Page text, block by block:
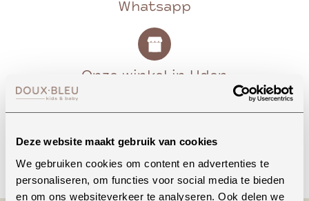
Deze website maakt gebruik van cookies
We gebruiken cookies om content en advertenties te
personaliseren, om functies voor social media te bieden
en om ons websiteverkeer te analyseren. Ook delen we
Whatsapp
Onze winkel in Uden